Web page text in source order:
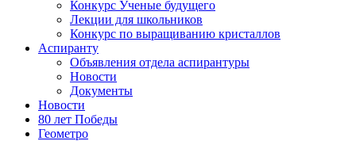
Конкурс Ученые будущего
Лекции для школьников
Конкурс по выращиванию кристаллов
Аспиранту
Объявления отдела аспирантуры
Новости
Документы
Новости
80 лет Победы
Геометро